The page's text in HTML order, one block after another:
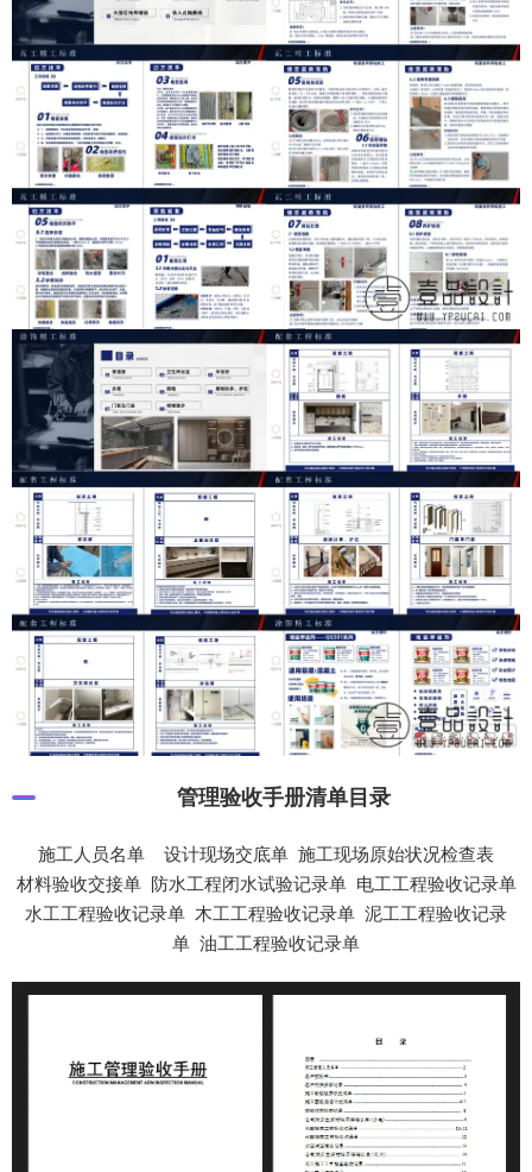
管理验收手册清单目录
施工人员名单 设计现场交底单 施工现场原始状况检查表
材料验收交接单 防水工程闭水试验记录单 电工工程验收记录单
水工工程验收记录单 木工工程验收记录单 泥工工程验收记录
单 油工工程验收记录单